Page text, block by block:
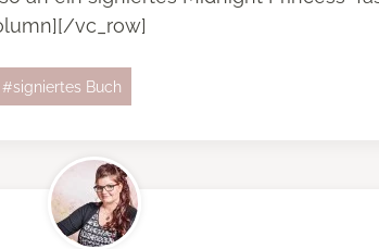
vc_row]
#signiertes Buch